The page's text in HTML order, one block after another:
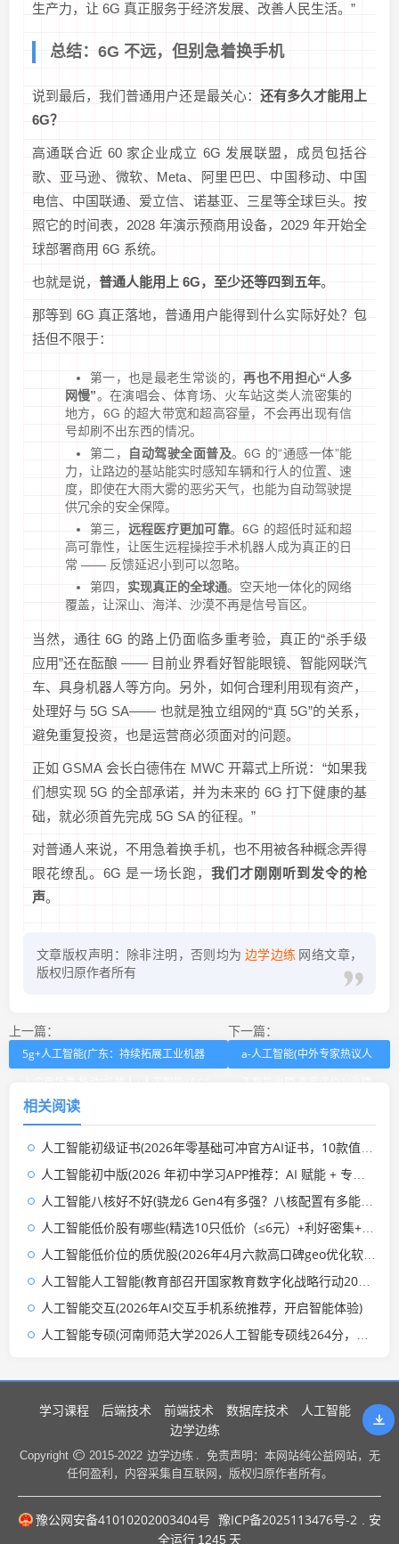
生产力，让 6G 真正服务于经济发展、改善人民生活。”
总结：6G 不远，但别急着换手机
说到最后，我们普通用户还是最关心： 还有多久才能用上
6G？
高通联合近 60 家企业成立 6G 发展联盟，成员包括谷
歌、亚马逊、微软、Meta、阿里巴巴、中国移动、中国
电信、中国联通、爱立信、诺基亚、三星等全球巨头。按
照它的时间表，2028 年演示预商用设备，2029 年开始全
球部署商用 6G 系统。
也就是说， 普通人能用上 6G，至少还等四到五年。
那等到 6G 真正落地，普通用户能得到什么实际好处？包
括但不限于：
第一，也是最老生常谈的，再也不用担心“人多
网慢”。在演唱会、体育场、火车站这类人流密集的
地方，6G 的超大带宽和超高容量，不会再出现有信
号却刷不出东西的情况。
第二，
自动驾驶全面普及。6G 的“通感一体”能
力，让路边的基站能实时感知车辆和行人的位置、速
度，即使在大雨大雾的恶劣天气，也能为自动驾驶提
供冗余的安全保障。
第三， 远程医疗更加可靠。6G 的超低时延和超
高可靠性，让医生远程操控手术机器人成为真正的日
常 —— 反馈延迟小到可以忽略。
第四， 实现真正的全球通。空天地一体化的网络
覆盖，让深山、海洋、沙漠不再是信号盲区。
当然，通往 6G 的路上仍面临多重考验，真正的“杀手级
应用”还在酝酿 —— 目前业界看好智能眼镜、智能网联汽
车、具身机器人等方向。另外，如何合理利用现有资产，
处理好与 5G SA—— 也就是独立组网的“真 5G”的关系，
避免重复投资，也是运营商必须面对的问题。
正如 GSMA 会长白德伟在 MWC 开幕式上所说：“如果我
们想实现 5G 的全部承诺，并为未来的 6G 打下健康的基
础，就必须首先完成 5G SA 的征程。”
对普通人来说，不用急着换手机，也不用被各种概念弄得
眼花缭乱。6G 是一场长跑， 我们才刚刚听到发令的枪
声。
文章版权声明：除非注明，否则均为 边学边练 网络文章，
版权归原作者所有
上一篇：
5g+人工智能(广东：持续拓展工业机器
融合应用创新)
下一篇：
a-人工智能(中外专家热议人
相关阅读
人工智能初级证书(2026年零基础可冲官方AI证书，10款值得考的测评盘点)
人工智能初中版(2026 年初中学习APP推荐：AI 赋能 + 专项提分)
人工智能八核好不好(骁龙6 Gen4有多强？八核配置有多能打？全场景体验够顶吗？)
人工智能低价股有哪些(精选10只低价（≤6元）+利好密集+潜力股（2026-03-26）)
人工智能低价位的质优股(2026年4月六款高口碑geo优化软件推荐及核心性能横向测评)
人工智能人工智能(教育部召开国家教育数字化战略行动2026年部署会，全面深入推动“人工智能+教育”)
人工智能交互(2026年AI交互手机系统推荐，开启智能体验)
人工智能专硕(河南师范大学2026人工智能专硕线264分，竞争有多大？)
学习课程 后端技术 前端技术 数据库技术
人工智能
边学边练
Copyright 2015-2022 边学边练 .
免责声明：本网站纯公益网站，无
任何盈利，内容采集自互联网，版权归原作者所有。
豫公网安备41010202003404号 豫ICP备2025113476号-2
. 安
全运行 1245 天